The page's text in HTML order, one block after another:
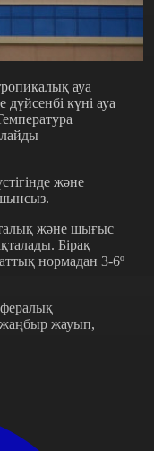
ауа
күні ауа
және
және шығыс
Бірақ
нормадан 3-6º
жаңбыр жауып,